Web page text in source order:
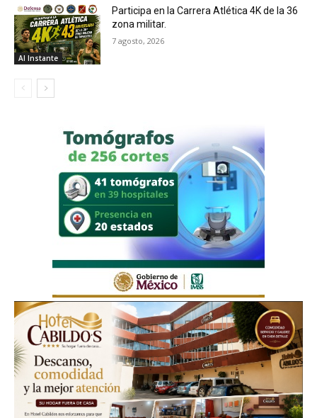
Al Instante
Participa en la Carrera Atlética 4K de la 36
zona militar.
7 agosto, 2026